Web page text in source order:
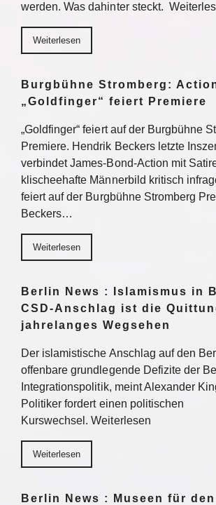
werden. Was dahinter steckt.
Weiterlesen
Burgbühne Stromberg:
„Goldfinger“ feiert Premiere
„Goldfinger“ feiert auf der Burgbühne
Premiere. Hendrik Beckers letzte
verbindet James-Bond-Action mit
klischeehafte Männerbild kritisch
feiert auf der Burgbühne Stromberg
Beckers…
Weiterlesen
Berlin News : Islamismus in
CSD-Anschlag ist die
jahrelanges Wegsehen
Der islamistische Anschlag auf den
offenbare grundlegende Defizite der
Integrationspolitik, meint Alexander
Politiker fordert einen politischen
Kurswechsel. Weiterlesen
Weiterlesen
Berlin News : Museen für